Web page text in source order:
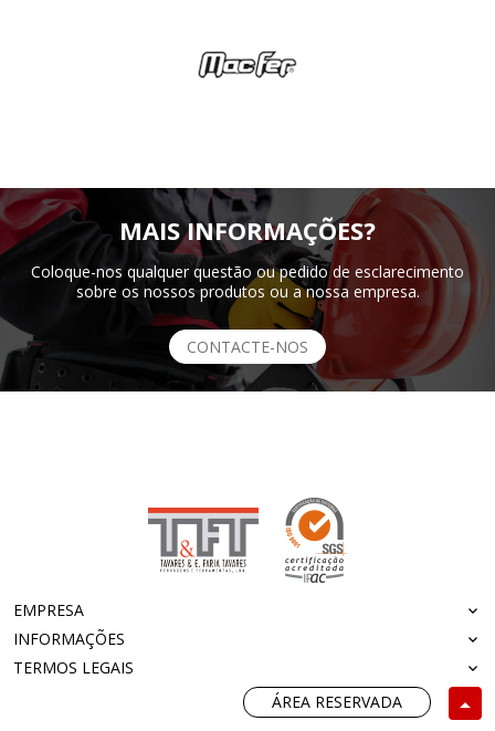
MAIS INFORMAÇÕES?
Coloque-nos qualquer questão ou pedido de esclarecimento
sobre os nossos produtos ou a nossa empresa.
CONTACTE-NOS
EMPRESA
INFORMAÇÕES
TERMOS LEGAIS
ÁREA RESERVADA